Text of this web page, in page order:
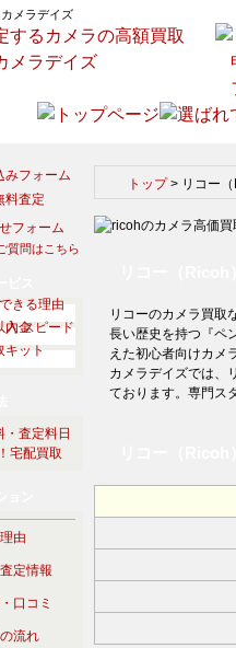
メラデイズ
トップ> リコー
リコーのカメラ買取
長い歴史を持つ『ペ
えた初心者向けカメ
カメラデイズでは、
ております。専門ス
質問はこちら
由
定情報
口コミ
流れ